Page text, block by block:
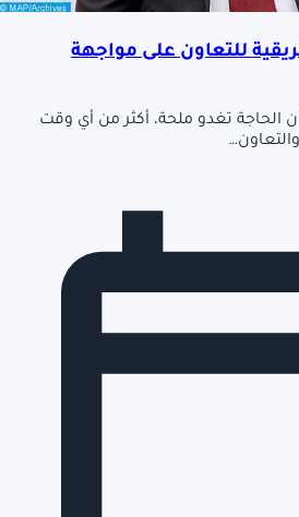
للتعاون على مواجهة
تغدو ملحة، أكثر من أي وقت